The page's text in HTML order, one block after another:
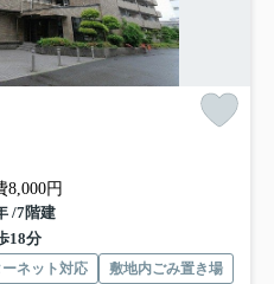
8,000円
/7階建
18分
ネット対応
敷地内ごみ置き場